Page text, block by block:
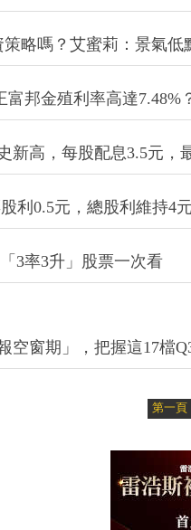
略嗎？艾蜜莉：景氣低
邦金殖利率高達7.48%
新高，每股配息3.5元，
利0.5元，總股利維持4
3率3升」股票一次看
空窗期」，把握這17檔
第一頁